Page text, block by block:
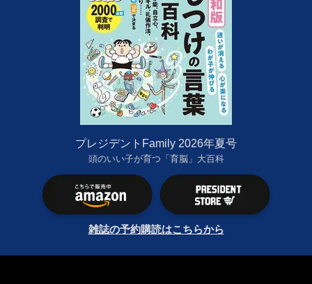
プレジデントFamily 2026年夏号
頭のいい子が育つ「育脳」大百科
雑誌の予約購読はこちらから